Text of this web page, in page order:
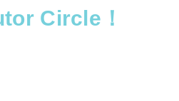
Circle！